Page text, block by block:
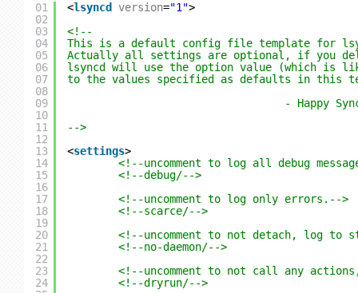
01
02
03
04
05
06
07
08
09
10
11
12
13
14
15
16
17
18
19
20
21
22
23
24
<lsyncd version="1">
<!--
This is a default config file template for
Actually all settings are optional, if you
lsyncd will use the option value (which is
to the values specified as defaults in this
- Happy
-->
<settings>
<!--uncomment to log all debug
<!--debug/-->
<!--uncomment to log only errors.-->
<!--scarce/-->
<!--uncomment to not detach, log to
<!--no-daemon/-->
<!--uncomment to not call any
<!--dryrun/-->